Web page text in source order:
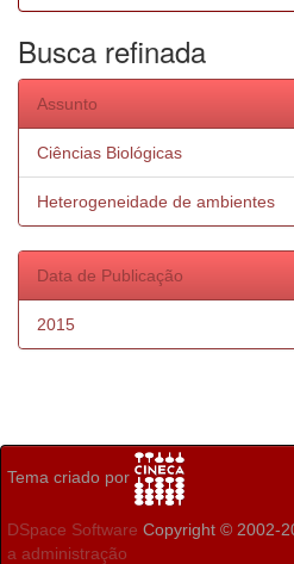
Busca refinada
Assunto
Ciências Biológicas
Heterogeneidade de ambientes
Data de Publicação
2015
Tema criado por
DSpace Software Copyright © 2002-
a administração